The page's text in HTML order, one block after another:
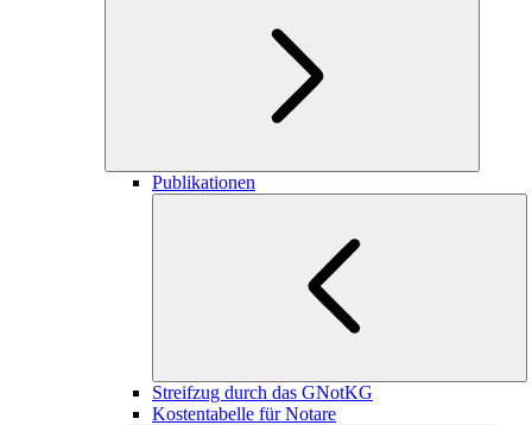
Publikationen
Streifzug durch das GNotKG
Kostentabelle für Notare